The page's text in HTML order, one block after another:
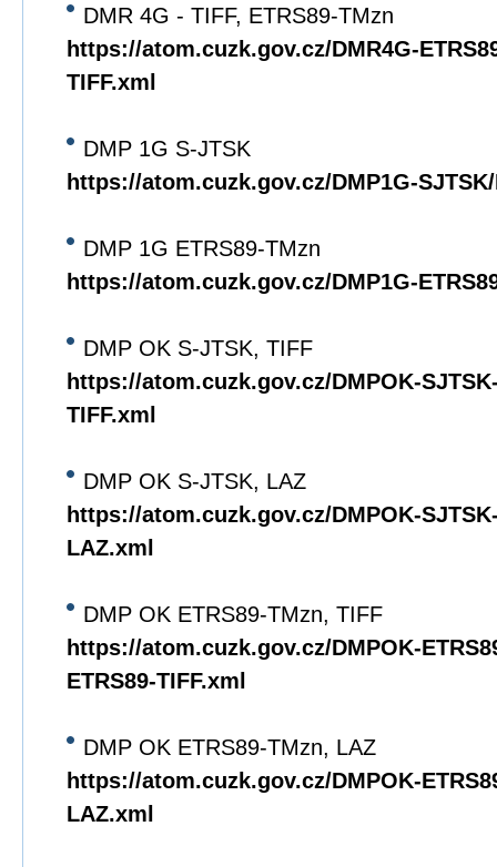
DMR 4G - TIFF, ETRS89-TMzn
https://atom.cuzk.gov.cz/DMR4G-
TIFF.xml
DMP 1G S-JTSK
https://atom.cuzk.gov.cz/DMP1G-
DMP 1G ETRS89-TMzn
https://atom.cuzk.gov.cz/DMP1G-
DMP OK S-JTSK, TIFF
https://atom.cuzk.gov.cz/DMPOK-
TIFF.xml
DMP OK S-JTSK, LAZ
https://atom.cuzk.gov.cz/DMPOK-
LAZ.xml
DMP OK ETRS89-TMzn, TIFF
https://atom.cuzk.gov.cz/DMPOK-
ETRS89-TIFF.xml
DMP OK ETRS89-TMzn, LAZ
https://atom.cuzk.gov.cz/DMPOK-
LAZ.xml